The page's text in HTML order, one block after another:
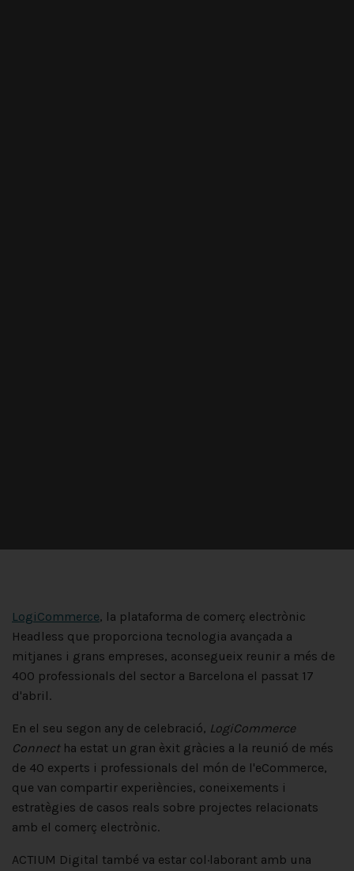
LogiCommerce, la plataforma de comerç electrònic
Headless que proporciona tecnologia avançada a
mitjanes i grans empreses, aconsegueix reunir a més de
400 professionals del sector a Barcelona el passat 17
d'abril.
En el seu segon any de celebració, LogiCommerce
Connectha estat un gran èxit gràcies a la reunió de més
de 40 experts i professionals del món de l'eCommerce,
que van compartir experiències, coneixements i
estratègies de casos reals sobre projectes relacionats
amb el comerç electrònic.
ACTIUM Digital també va estar col·laborant amb una